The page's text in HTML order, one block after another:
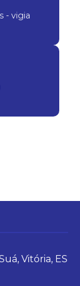
- vigia
Vitória, ES